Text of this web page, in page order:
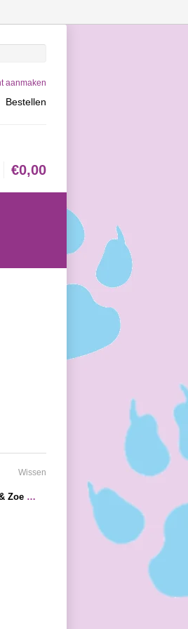
aanmaken
Bestellen
€0,00
Wissen
Zack & Zoë Zack & Zoe Zig-Zag & Striped Sweater Rood